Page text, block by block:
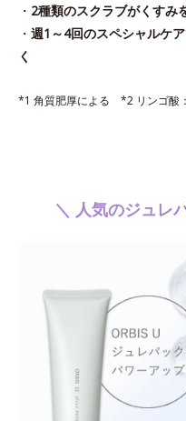
・ 2種類のスクラブがくすみ
・ 週1～4回のスペシャルケ
く
*1 角質肥厚による *2 リンゴ酸
＼ 人気のジュレ